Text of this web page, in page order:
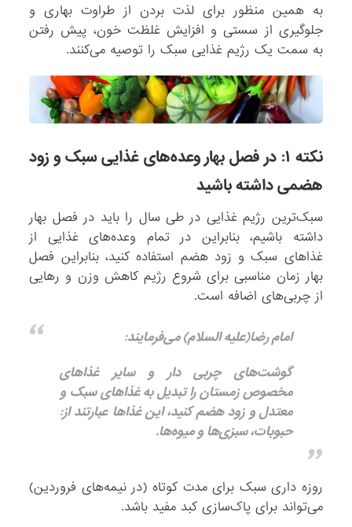
به همین منظور برای لذت بردن از طراوت بهاری و
جلوگیری از سستی و افزایش غلظت خون، پیش رفتن
به سمت یک رژیم غذایی سبک را توصیه می‌کنند.
نکته ۱: در فصل بهار وعده‌های غذایی سبک و زود
هضمی داشته باشید
سبک‌ترین رژیم غذایی در طی سال را باید در فصل بهار
داشته باشیم، بنابراین در تمام وعده‌های غذایی از
غذاهای سبک و زود هضم استفاده کنید، بنابراین فصل
بهار زمان مناسبی برای شروع رژیم کاهش وزن و رهایی
از چربی‌های اضافه است.
امام رضا(علیه السلام) می‌فرمایند:
گوشت‌های چربی دار و سایر غذاهای
مخصوص زمستان را تبدیل به غذاهای سبک و
معتدل و زود هضم کنید، این غذاها عبارتند از:
حبوبات، سبزی‌ها و میوه‌ها.
روزه داری سبک برای مدت کوتاه (در نیمه‌های فروردین)
می‌تواند برای پاک‌سازی کبد مفید باشد.